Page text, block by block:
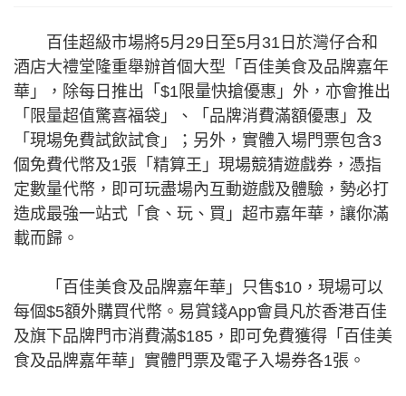
百佳超級市場將5月29日至5月31日於灣仔合和
酒店大禮堂隆重舉辦首個大型「百佳美食及品牌嘉年
華」，除每日推出「$1限量快搶優惠」外，亦會推出
「限量超值驚喜福袋」、「品牌消費滿額優惠」及
「現場免費試飲試食」；另外，實體入場門票包含3
個免費代幣及1張「精算王」現場競猜遊戲券，憑指
定數量代幣，即可玩盡場內互動遊戲及體驗，勢必打
造成最強一站式「食、玩、買」超市嘉年華，讓你滿
載而歸。
「百佳美食及品牌嘉年華」只售$10，現場可以
每個$5額外購買代幣。易賞錢App會員凡於香港百佳
及旗下品牌門市消費滿$185，即可免費獲得「百佳美
食及品牌嘉年華」實體門票及電子入場券各1張。